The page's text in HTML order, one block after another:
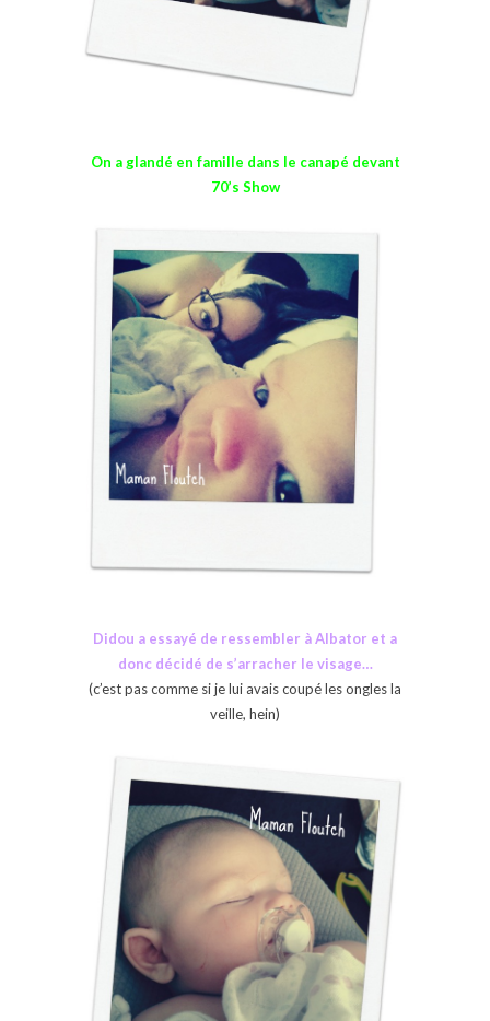
On a glandé en famille dans le canapé devant
70’s Show
Didou a essayé de ressembler à Albator et a
donc décidé de s’arracher le visage…
(c’est pas comme si je lui avais coupé les ongles la
veille, hein)